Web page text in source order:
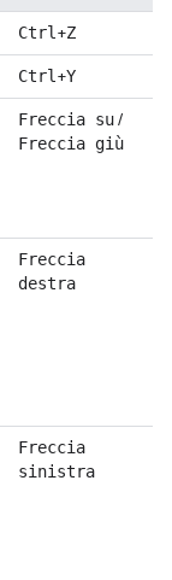
Ctrl +Z
Ctrl +Y
Freccia su/
Freccia giù
Freccia
destra
Freccia
sinistra